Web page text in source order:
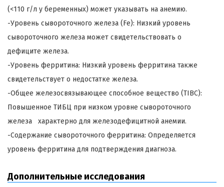
(<110 г/л у беременных) может указывать на анемию.
-Уровень сывороточного железа (Fe): Низкий уровень
сывороточного железа может свидетельствовать о
дефиците железа.
-Уровень ферритина: Низкий уровень ферритина также
свидетельствует о недостатке железа.
-Общее железосвязывающее способное вещество (ТIBC):
Повышенное ТИБЦ при низком уровне сывороточного
железа характерно для железодефицитной анемии.
-Содержание сывороточного ферритина: Определяется
уровень ферритина для подтверждения диагноза.
Дополнительные исследования